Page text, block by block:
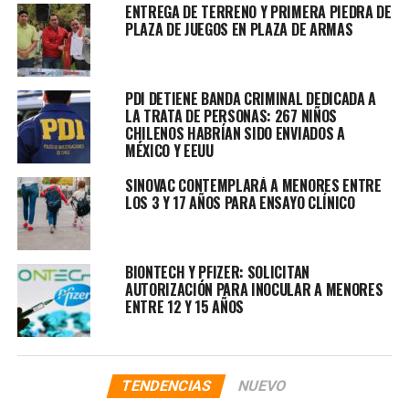
MUNICIPIO GESTIONA AYUDA SOCIAL A PERSONAS EN
SITUACIÓN DE CALLE
ENTREGA DE TERRENO Y PRIMERA PIEDRA DE
PLAZA DE JUEGOS EN PLAZA DE ARMAS
PDI DETIENE BANDA CRIMINAL DEDICADA A
LA TRATA DE PERSONAS: 267 NIÑOS
CHILENOS HABRÍAN SIDO ENVIADOS A
MÉXICO Y EEUU
SINOVAC CONTEMPLARÁ A MENORES ENTRE
LOS 3 Y 17 AÑOS PARA ENSAYO CLÍNICO
BIONTECH Y PFIZER: SOLICITAN
AUTORIZACIÓN PARA INOCULAR A MENORES
ENTRE 12 Y 15 AÑOS
TENDENCIAS NUEVO